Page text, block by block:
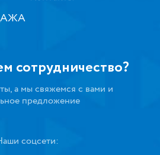
сотрудничество?
а мы свяжемся с вами и
предложение
соцсети: